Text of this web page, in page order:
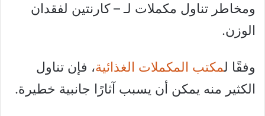
ومخاطر تناول مكملات لـ – كارنتين لفقدان
الوزن.
وفقًا لمكتب المكملات الغذائية، فإن تناول
الكثير منه يمكن أن يسبب آثارًا جانبية خطيرة.